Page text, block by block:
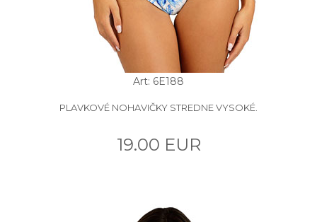
Art: 6E188
PLAVKOVÉ NOHAVIČKY STREDNE VYSOKÉ.
19.00 EUR